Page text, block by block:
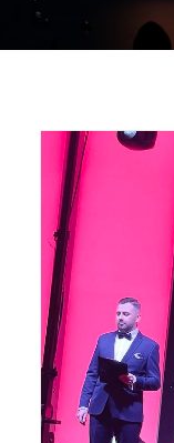
Świat
Wasze Podróże
Wyszukiwanie